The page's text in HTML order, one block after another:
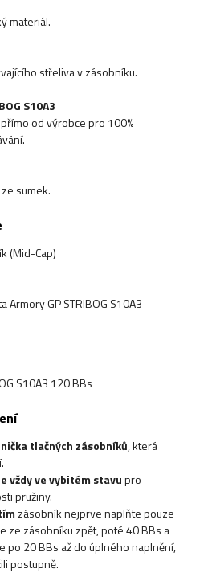
materiál.
střeliva v zásobníku.
S10A3
od výrobce pro 100%
sumek.
(Mid-Cap)
Armory GP STRIBOG S10A3
S10A3 120 BBs
tlačných zásobníků, která
vždy ve vybitém stavupro
pružiny.
zásobník nejprve naplňte pouze
ze zásobníku zpět, poté 40 BBs a
po 20 BBs až do úplného naplnění,
postupně.